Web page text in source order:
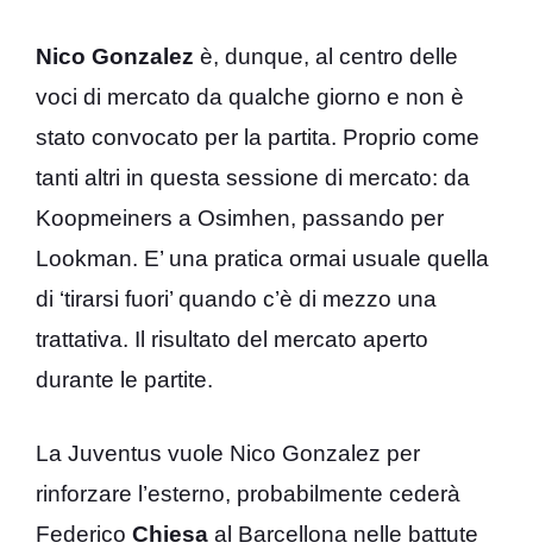
Nico Gonzalez è, dunque, al centro delle
voci di mercato da qualche giorno e non è
stato convocato per la partita. Proprio come
tanti altri in questa sessione di mercato: da
Koopmeiners a Osimhen, passando per
Lookman. E’ una pratica ormai usuale quella
di ‘tirarsi fuori’ quando c’è di mezzo una
trattativa. Il risultato del mercato aperto
durante le partite.
La Juventus vuole Nico Gonzalez per
rinforzare l’esterno, probabilmente cederà
Federico Chiesa al Barcellona nelle battute